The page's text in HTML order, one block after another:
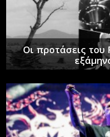
Οι προτάσεις του